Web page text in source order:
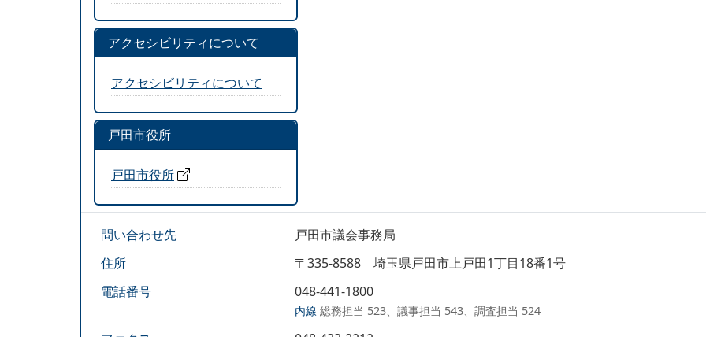
アクセシビリティについて
アクセシビリティについて
戸田市役所
戸田市役所
問い合わせ先
戸田市議会事務局
住所
〒335-8588 埼玉県戸田市上戸田1丁目18番1号
電話番号
048-441-1800
内線 総務担当 523、議事担当 543、調査担当 524